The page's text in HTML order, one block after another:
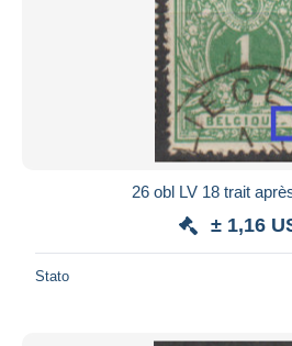
26 obl LV 18 trait
± 1,16
Stato